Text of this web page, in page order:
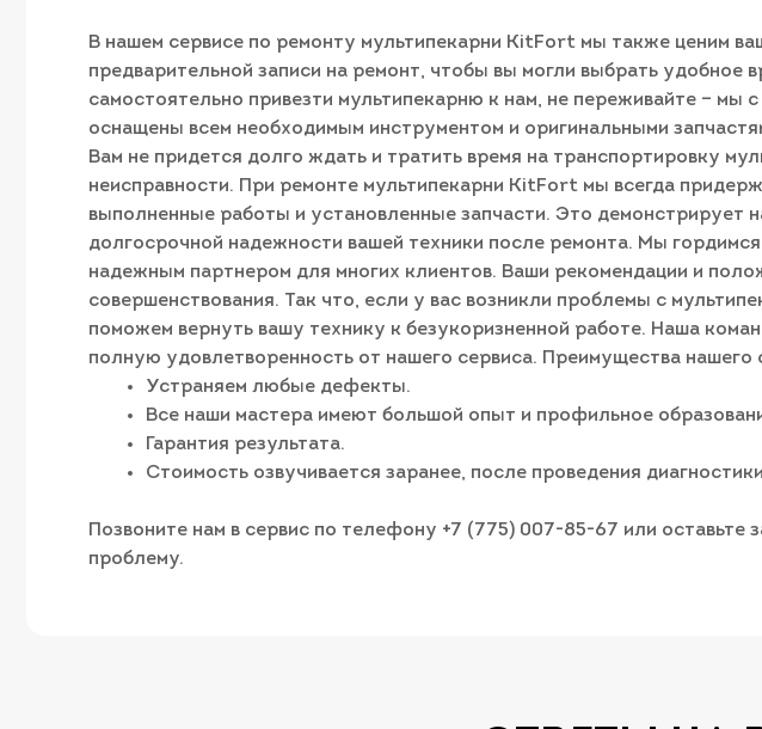
В нашем сервисе по ремонту мультипекарни KitFort мы также ценим
предварительной записи на ремонт, чтобы вы могли выбрать удобное
самостоятельно привезти мультипекарню к нам, не переживайте –
оснащены всем необходимым инструментом и оригинальными
Вам не придется долго ждать и тратить время на транспортировку
неисправности. При ремонте мультипекарни KitFort мы всегда
выполненные работы и установленные запчасти. Это демонстрирует
долгосрочной надежности вашей техники после ремонта. Мы
надежным партнером для многих клиентов. Ваши рекомендации и
совершенствования. Так что, если у вас возникли проблемы с
поможем вернуть вашу технику к безукоризненной работе. Наша
полную удовлетворенность от нашего сервиса. Преимущества нашего
Устраняем любые дефекты.
Все наши мастера имеют большой опыт и профильное
Гарантия результата.
Стоимость озвучивается заранее, после проведения
Позвоните нам в сервис по телефону +7 (775) 007-85-67 или
проблему.